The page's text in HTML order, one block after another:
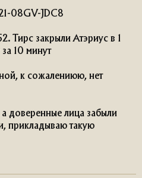
08GV-JDC8
Тирс закрыли Атэриус в 1
за 10 минут
к сожалениюю, нет
а доверенные лица забыли
прикладываю такую